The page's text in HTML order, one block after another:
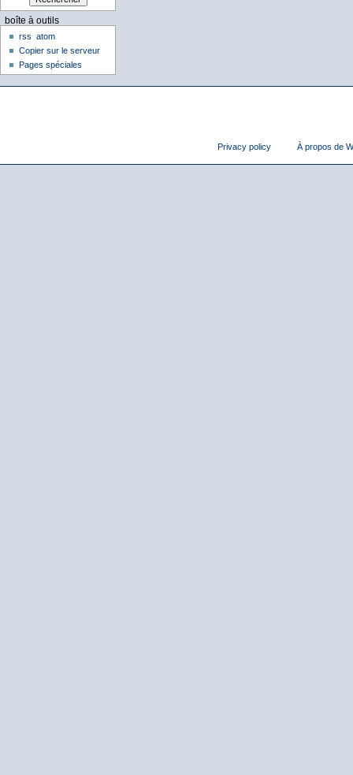
boîte à outils
rss
atom
Copier sur le serveur
Pages spéciales
Privacy policy À propos de